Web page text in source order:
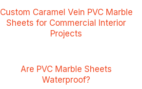
Custom Caramel Vein PVC Marble
Sheets for Commercial Interior
Projects
Are PVC Marble Sheets
Waterproof?